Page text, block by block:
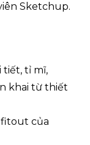
Sketchup.
tiết, tỉ mĩ,
khai từ thiết
fitout của